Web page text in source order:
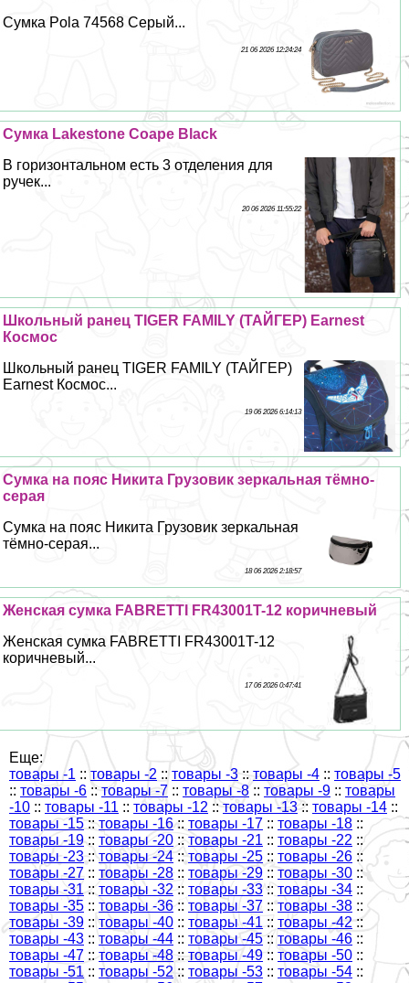
Сумка Pola 74568 Серый...
21 06 2026 12:24:24
Сумка Lakestone Coape Black
В горизонтальном есть 3 отделения для
ручек...
20 06 2026 11:55:22
Школьный ранец TIGER FAMILY (ТАЙГЕР) Earnest
Космос
Школьный ранец TIGER FAMILY (ТАЙГЕР)
Earnest Космос...
19 06 2026 6:14:13
Сумка на пояс Никита Грузовик зеркальная тёмно-
серая
Сумка на пояс Никита Грузовик зеркальная
тёмно-серая...
18 06 2026 2:18:57
Женская сумка FABRETTI FR43001T-12 коричневый
Женская сумка FABRETTI FR43001T-12
коричневый...
17 06 2026 0:47:41
Еще:
товары -1 :: товары -2 :: товары -3 ::товары -4 :: товары -5
:: товары -6 ::товары -7 :: товары -8 :: товары -9 :: товары
-10 :: товары -11 :: товары -12 ::товары -13 :: товары -14 ::
товары -15 :: товары -16:: товары -17 :: товары -18 ::
товары -19:: товары -20 ::товары -21 :: товары -22 ::
товары -23 ::товары -24 ::товары -25 :: товары -26 ::
товары -27 :: товары -28 :: товары -29 :: товары -30 ::
товары -31 :: товары -32 :: товары -33 :: товары -34 ::
товары -35 :: товары -36 :: товары -37 ::товары -38 ::
товары -39 :: товары -40 :: товары -41 :: товары -42 ::
товары -43 :: товары -44 :: товары -45 :: товары -46 ::
товары -47 :: товары -48 :: товары -49 :: товары -50 ::
товары -51 :: товары -52 :: товары -53 :: товары -54 ::